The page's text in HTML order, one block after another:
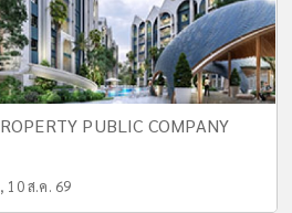
PUBLIC COMPANY
10 ส.ค. 69